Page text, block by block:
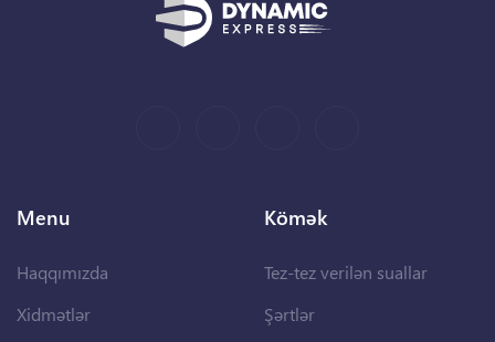
Menu
Haqqımızda
Xidmətlər
Kömək
Tez-tez verilən suallar
Şərtlər